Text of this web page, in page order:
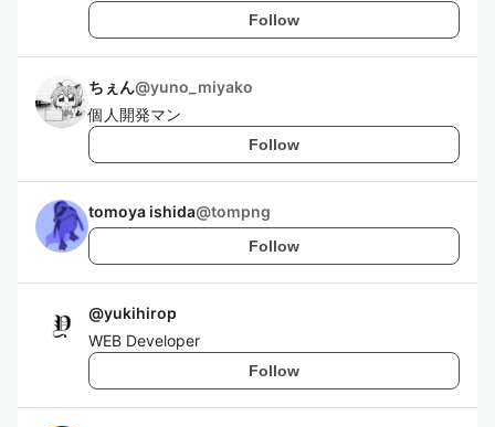
Follow
ちぇん@yuno_miyako
個人開発マン
Follow
tomoya ishida@tompng
Follow
@yukihirop
WEB Developer
Follow